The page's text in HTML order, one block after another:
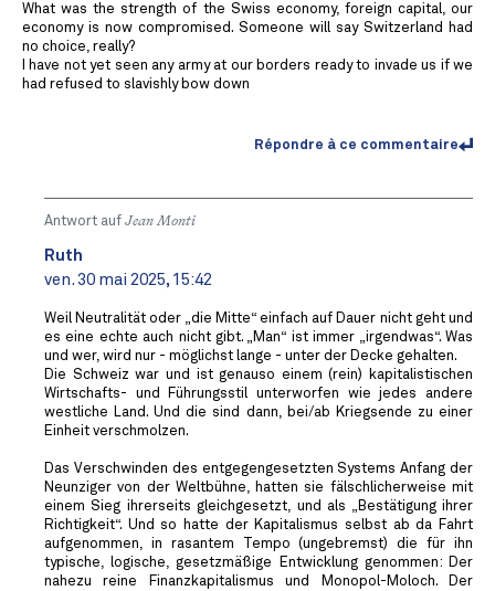
What was the strength of the Swiss economy, foreign capital, our
economy is now compromised. Someone will say Switzerland had
no choice, really?
I have not yet seen any army at our borders ready to invade us if we
had refused to slavishly bow down
Répondre à ce commentaire
Antwort auf Jean Monti
Ruth
ven. 30 mai 2025, 15:42
Weil Neutralität oder „die Mitte“ einfach auf Dauer nicht geht und
es eine echte auch nicht gibt. „Man“ ist immer „irgendwas“. Was
und wer, wird nur - möglichst lange - unter der Decke gehalten.
Die Schweiz war und ist genauso einem (rein) kapitalistischen
Wirtschafts- und Führungsstil unterworfen wie jedes andere
westliche Land. Und die sind dann, bei/ab Kriegsende zu einer
Einheit verschmolzen.
Das Verschwinden des entgegengesetzten Systems Anfang der
Neunziger von der Weltbühne, hatten sie fälschlicherweise mit
einem Sieg ihrerseits gleichgesetzt, und als „Bestätigung ihrer
Richtigkeit“. Und so hatte der Kapitalismus selbst ab da Fahrt
aufgenommen, in rasantem Tempo (ungebremst) die für ihn
typische, logische, gesetzmäßige Entwicklung genommen: Der
nahezu reine Finanzkapitalismus und Monopol-Moloch. Der